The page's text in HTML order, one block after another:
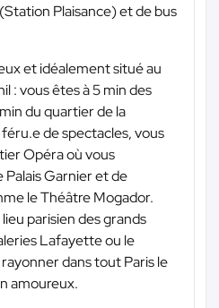
Plaisance) et de bus
et idéalement situé au
: vous êtes à 5 min des
du quartier de la
de spectacles, vous
Opéra où vous
Palais Garnier et de
le Théâtre Mogador.
parisien des grands
Lafayette ou le
dans tout Paris le
amoureux.